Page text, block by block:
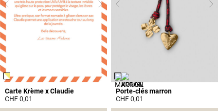
Carte Krème x Claudie
CHF 0,01
5 out of 5 Customer Rating
Porte-clés marron
CHF 0,01
3.7 out of 5 Customer Rating